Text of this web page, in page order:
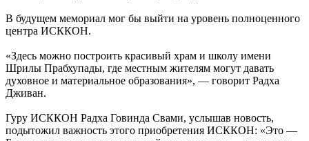
В будущем мемориал мог бы выйти на уровень полноценного
центра ИСККОН.
«Здесь можно построить красивый храм и школу имени
Шрилы Прабхупады, где местным жителям могут давать
духовное и материальное образования», — говорит Радха
Дживан.
Гуру ИСККОН Радха Говинда Свами, услышав новость,
подытожил важность этого приобретения ИСККОН: «Это —